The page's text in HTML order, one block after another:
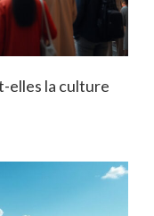
elles la culture